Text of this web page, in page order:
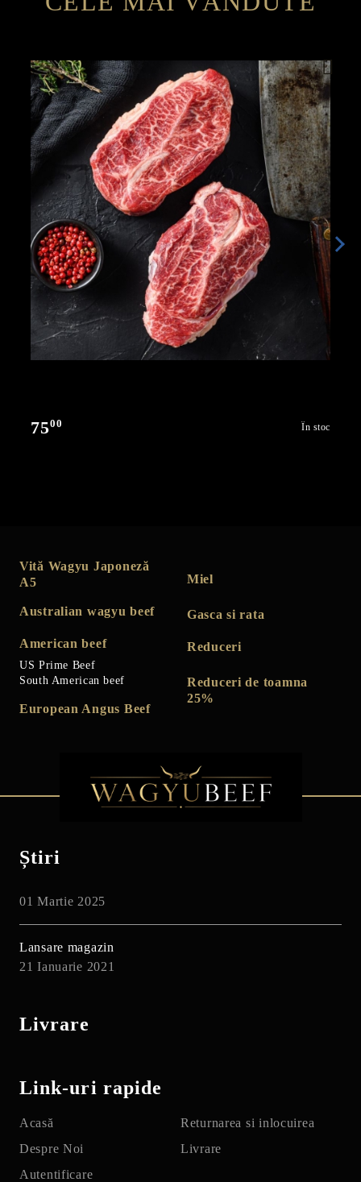
7500 În stoc
Vită Wagyu Japoneză
A5
Australian wagyu beef
American beef
US Prime Beef
South American beef
European Angus Beef
Miel
Gasca si rata
Reduceri
Reduceri de toamna
25%
Știri
01 Martie 2025
Lansare magazin
21 Ianuarie 2021
Livrare
Link-uri rapide
Acasă
Despre Noi
Autentificare
Returnarea si inlocuirea
Livrare